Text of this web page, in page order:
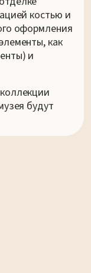
костью и
оформления
как
и
будут